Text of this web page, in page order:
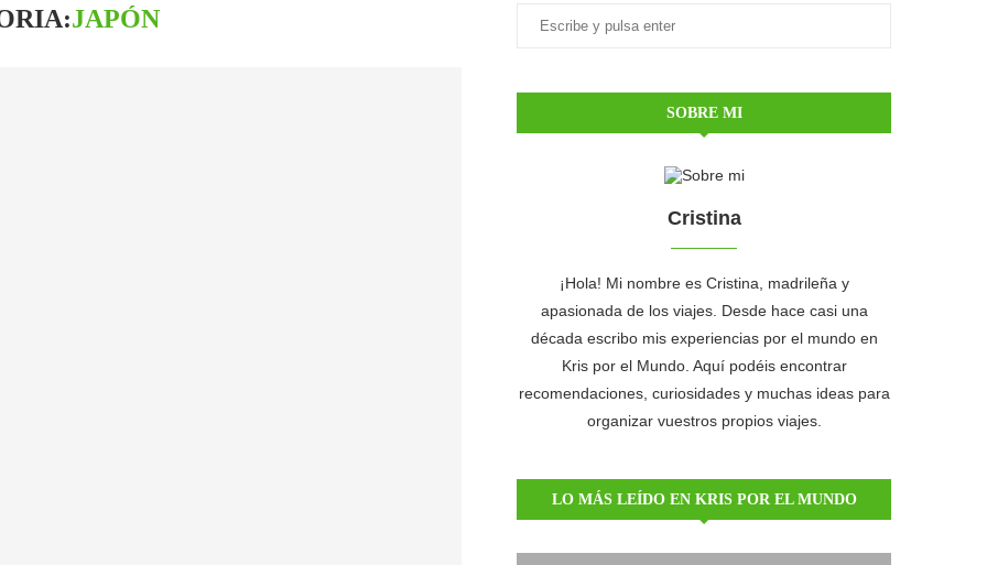
JAPÓN
SOBRE MI
Cristina
¡Hola! Mi nombre es Cristina, madrileña y
apasionada de los viajes. Desde hace casi una
década escribo mis experiencias por el mundo en
Kris por el Mundo. Aquí podéis encontrar
recomendaciones, curiosidades y muchas ideas para
organizar vuestros propios viajes.
LO MÁS LEÍDO EN KRIS POR EL MUNDO